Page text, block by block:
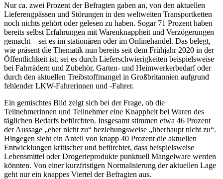
Nur ca. zwei Prozent der Befragten gaben an, von den aktuellen
Lieferengpässen und Störungen in den weltweiten Transportketten
noch nichts gehört oder gelesen zu haben. Sogar 71 Prozent haben
bereits selbst Erfahrungen mit Warenknappheit und Verzögerungen
gemacht – sei es im stationären oder im Onlinehandel. Das belegt,
wie präsent die Thematik nun bereits seit dem Frühjahr 2020 in der
Öffentlichkeit ist, sei es durch Lieferschwierigkeiten beispielsweise
bei Fahrrädern und Zubehör, Garten- und Heimwerkerbedarf oder
durch den aktuellen Treibstoffmangel in Großbritannien aufgrund
fehlender LKW-Fahrerinnen und -Fahrer.
Ein gemischtes Bild zeigt sich bei der Frage, ob die
Teilnehmerinnen und Teilnehmer eine Knappheit bei Waren des
täglichen Bedarfs befürchten. Insgesamt stimmen etwa 46 Prozent
der Aussage „eher nicht zu“ beziehungsweise „überhaupt nicht zu“.
Hingegen sieht ein Anteil von knapp 40 Prozent die aktuellen
Entwicklungen kritischer und befürchtet, dass beispielsweise
Lebensmittel oder Drogerieprodukte punktuell Mangelware werden
könnten. Von einer kurzfristigen Normalisierung der aktuellen Lage
geht nur ein knappes Viertel der Befragten aus.